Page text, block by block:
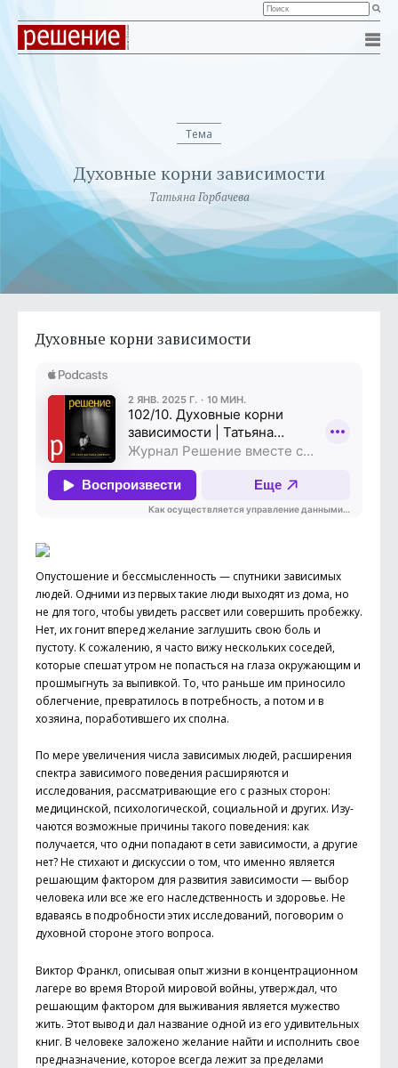
Тема
Духовные корни зависимости
Татьяна Горбачева
Духовные корни зависимости
Опустошение и бессмысленность — спутники зависимых
людей. Одними из первых такие люди выходят из дома, но
не для того, чтобы увидеть рассвет или совершить пробежку.
Нет, их гонит вперед желание заглушить свою боль и
пустоту. К сожалению, я часто вижу несколь­ких соседей,
которые спешат утром не попасться на глаза окружающим и
прошмыгнуть за выпивкой. То, что раньше им приносило
облегчение, превратилось в потребность, а потом и в
хозяина, поработившего их сполна.
По мере увеличения числа зависимых людей, расширения
спектра зависимого поведения расширяются и
исследования, рассматривающие его с разных сторон:
медицинской, психологической, социальной и других. Изу­
чаются возможные причины такого поведения: как
получается, что одни попадают в сети зависимости, а другие
нет? Не стихают и дискуссии о том, что именно является
решающим фактором для развития зависимости — выбор
человека или все же его наследственность и здоровье. Не
вдаваясь в подробности этих исследований, поговорим о
духовной стороне этого вопроса.
Виктор Франкл, описывая опыт жизни в концентрационном
лагере во время Второй мировой войны, утверждал, что
решающим фактором для выживания является мужество
жить. Этот вывод и дал название одной из его удивительных
книг. В человеке заложено желание найти и исполнить свое
предназначение, которое всегда лежит за пределами